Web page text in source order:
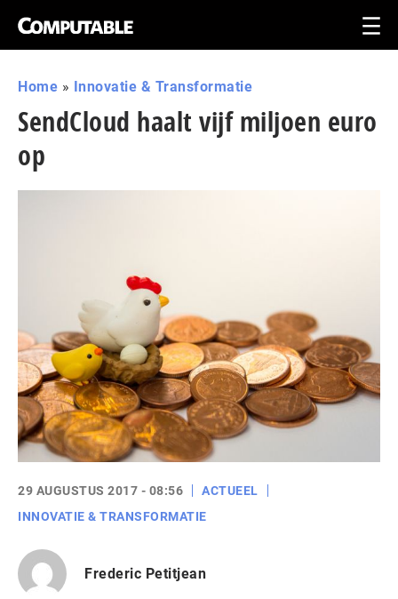
Home » Innovatie & Transformatie
SendCloud haalt vijf miljoen euro
op
29 AUGUSTUS 2017 - 08:56
ACTUEEL
INNOVATIE & TRANSFORMATIE
Frederic Petitjean